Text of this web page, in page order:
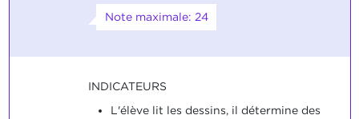
Note maximale: 24
INDICATEURS
L'élève lit les dessins, il détermine des